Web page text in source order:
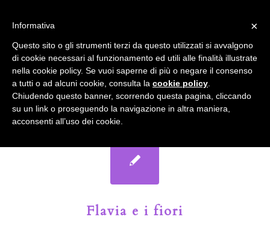
Il Blog del Garden Club di Bologna
Flavia e i fiori
accetta l'uso dei cookies previsto nella pagina dedicata.
Fai clic per abilitare/disabilitare il tracciamento di
Google Analytics.
OK Privacy e cookie policy
×
Informativa
Questo sito o gli strumenti terzi da questo utilizzati si avvalgono
di cookie necessari al funzionamento ed utili alle finalità illustrate
nella cookie policy. Se vuoi saperne di più o negare il consenso
a tutti o ad alcuni cookie, consulta la cookie policy
Chiudendo questo banner, scorrendo questa pagina, cliccando
su un link o proseguendo la navigazione in altra maniera,
acconsenti all’uso dei cookie.